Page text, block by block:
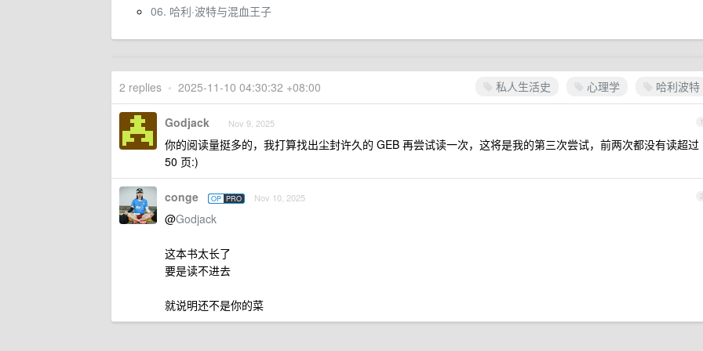
06. 哈利·波特与混血王子
私人生活史 心理学 哈利波特
2 replies • 2025-11-10 04:30:32 +08:00
1
Godjack Nov 9, 2025
你的阅读量挺多的，我打算找出尘封许久的 GEB 再尝试读一次，这将是我的第三次尝试，前两次都没有读超过
50 页:)
2
conge OP PRO Nov 10, 2025
@Godjack
这本书太长了
要是读不进去
就说明还不是你的菜